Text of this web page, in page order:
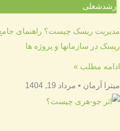
رشدشغلی
مدیریت ریسک چیست؟ راهنمای جامع
ریسک در سازمانها و پروژه ها
ادامه مطلب »
میترا آرمان مرداد 19, 1404